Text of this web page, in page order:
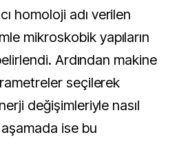
homoloji adı verilen
mikroskobik yapıların
Ardından makine
seçilerek
değişimleriyle nasıl
ise bu